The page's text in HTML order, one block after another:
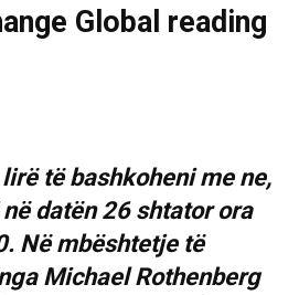
Global reading
të bashkoheni me ne,
datën 26 shtator ora
Në mbështetje të
Michael Rothenberg